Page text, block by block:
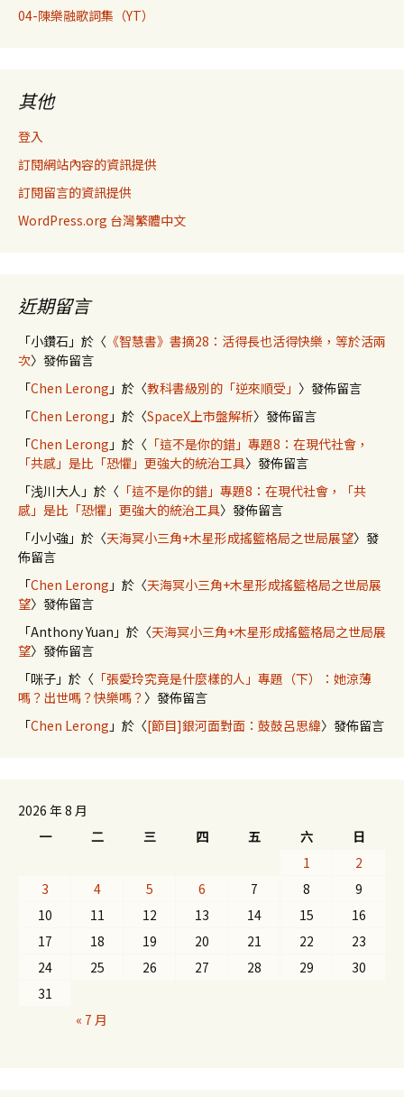
04-陳樂融歌詞集（YT）
其他
登入
訂閱網站內容的資訊提供
訂閱留言的資訊提供
WordPress.org 台灣繁體中文
近期留言
「小鑽石 」於〈 《智慧書》書摘28：活得長也活得快樂，等於活兩
次〉發佈留言
「Chen Lerong 」於〈教科書級別的「逆來順受」 〉發佈留言
「Chen Lerong 」於〈SpaceX上市盤解析〉發佈留言
「Chen Lerong 」於〈 「這不是你的錯」專題8：在現代社會，
「共感」是比「恐懼」更強大的統治工具〉發佈留言
「浅川大人 」於〈 「這不是你的錯」專題8：在現代社會，「共
感」是比「恐懼」更強大的統治工具〉發佈留言
「小小強 」於〈天海冥小三角+木星形成搖籃格局之世局展望〉發
佈留言
「Chen Lerong 」於〈天海冥小三角+木星形成搖籃格局之世局展
望〉發佈留言
「Anthony Yuan 」於〈天海冥小三角+木星形成搖籃格局之世局展
望〉發佈留言
「咪子 」於〈 「張愛玲究竟是什麼樣的人」專題（下）：她涼薄
嗎？出世嗎？快樂嗎？ 〉發佈留言
「Chen Lerong 」於〈[節目]銀河面對面：鼓鼓呂思緯〉發佈留言
2026 年 8 月
一
二 三 四 五 六
日
1
2
3
4 5 6 7 8
9
10
11 12 13 14 15
16
17
18 19 20 21 22
23
24
25 26 27 28 29
30
31
« 7 月